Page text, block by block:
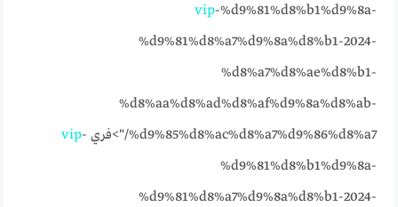
vip-%d9%81%d8%b1%d9%8a-
%d9%81%d8%a7%d9%8a%d8%b1-2024-
%d8%a7%d8%ae%d8%b1-
%d8%aa%d8%ad%d8%af%d9%8a%d8%ab-
%d9%85%d8%ac%d8%a7%d9%86%d8%a7/">فري
vip-
%d9%81%d8%b1%d9%8a-
%d9%81%d8%a7%d9%8a%d8%b1-2024-